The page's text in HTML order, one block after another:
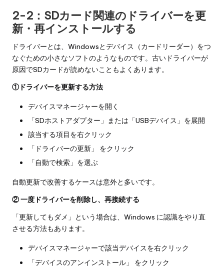
2-2：SDカード関連のドライバーを更
新・再インストールする
ドライバーとは、Windowsとデバイス（カードリーダー）をつ
なぐための小さなソフトのようなものです。古いドライバーが
原因でSDカードが読めないこともよくあります。
①ドライバーを更新する方法
デバイスマネージャーを開く
「SDホストアダプター」または「USBデバイス」を展開
該当する項目を右クリック
「ドライバーの更新」 をクリック
「自動で検索」を選ぶ
自動更新で改善するケースは意外と多いです。
② 一度ドライバーを削除し、再接続する
「更新してもダメ」という場合は、Windows に認識をやり直
させる方法もあります。
デバイスマネージャーで該当デバイスを右クリック
「デバイスのアンインストール」 をクリック